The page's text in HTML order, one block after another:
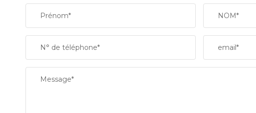
SUPERFICIE :
RESTAURANTS ET CAFÉS
Prénom* NOM*
N° de téléphone* email*
Message*